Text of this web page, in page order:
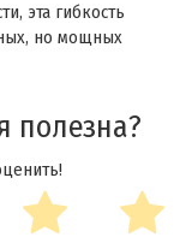
эта гибкость
но мощных
полезна?